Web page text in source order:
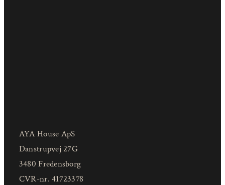
AYA House ApS
Danstrupvej 27G
3480 Fredensborg
CVR-nr. 41723378